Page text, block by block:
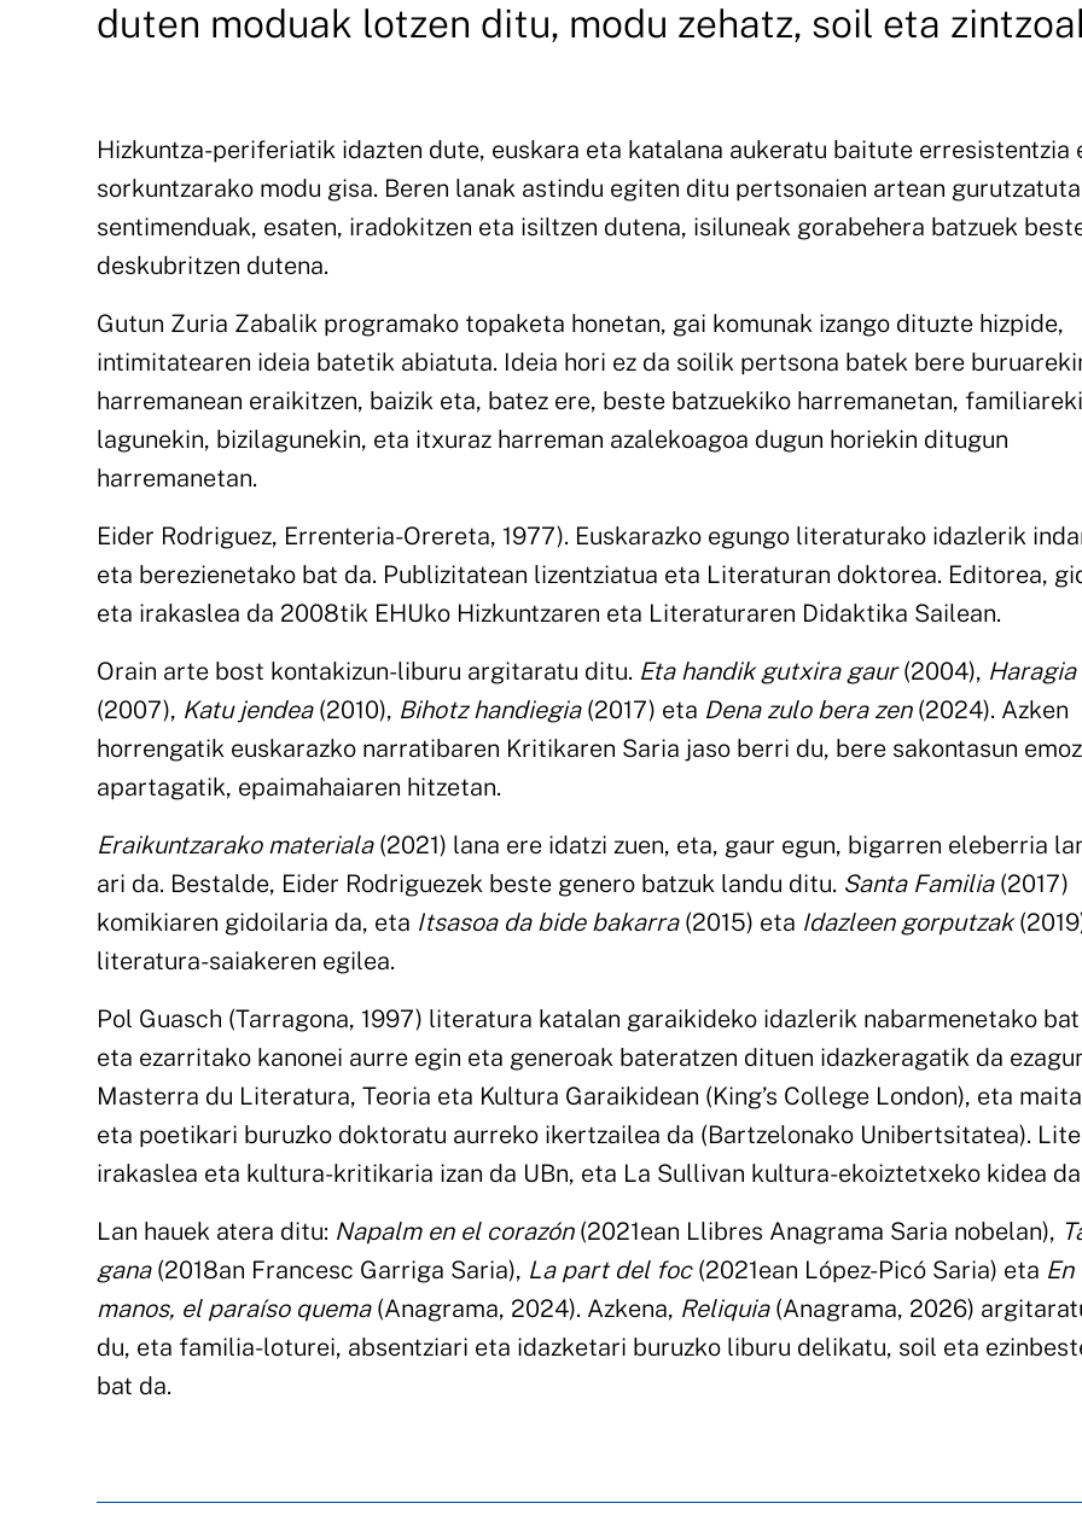
duten moduak lotzen ditu, modu zehatz, soil eta
Hizkuntza-periferiatik idazten dute, euskara eta katalana aukeratu baitute erresistentzia
sorkuntzarako modu gisa. Beren lanak astindu egiten ditu pertsonaien artean
sentimenduak, esaten, iradokitzen eta isiltzen dutena, isiluneak gorabehera batzuek
deskubritzen dutena.
Gutun Zuria Zabalik programako topaketa honetan, gai komunak izango dituzte hizpide,
intimitatearen ideia batetik abiatuta. Ideia hori ez da soilik pertsona batek bere
harremanean eraikitzen, baizik eta, batez ere, beste batzuekiko harremanetan,
lagunekin, bizilagunekin, eta itxuraz harreman azalekoagoa dugun horiekin ditugun
harremanetan.
Eider Rodriguez, Errenteria-Orereta, 1977). Euskarazko egungo literaturako idazlerik
eta berezienetako bat da. Publizitatean lizentziatua eta Literaturan doktorea. Editorea,
eta irakaslea da 2008tik EHUko Hizkuntzaren eta Literaturaren Didaktika Sailean.
Orain arte bost kontakizun-liburu argitaratu ditu. Eta handik gutxira gaur(2004), Haragia
(2007), Katu jendea(2010), Bihotz handiegia(2017) eta Dena zulo bera zen(2024). Azken
horrengatik euskarazko narratibaren Kritikaren Saria jaso berri du, bere sakontasun
apartagatik, epaimahaiaren hitzetan.
Eraikuntzarako materiala(2021) lana ere idatzi zuen, eta, gaur egun, bigarren eleberria
ari da. Bestalde, Eider Rodriguezek beste genero batzuk landu ditu. Santa Familia(2017)
komikiaren gidoilaria da, eta Itsasoa da bide bakarra(2015) eta Idazleen gorputzak
literatura-saiakeren egilea.
Pol Guasch (Tarragona, 1997) literatura katalan garaikideko idazlerik nabarmenetako
eta ezarritako kanonei aurre egin eta generoak bateratzen dituen idazkeragatik da
Masterra du Literatura, Teoria eta Kultura Garaikidean (King’s College London), eta
eta poetikari buruzko doktoratu aurreko ikertzailea da (Bartzelonako Unibertsitatea).
irakaslea eta kultura-kritikaria izan da UBn, eta La Sullivan kultura-ekoiztetxeko kidea
Lan hauek atera ditu: Napalm en el corazón(2021ean Llibres Anagrama Saria nobelan),
gana(2018an Francesc Garriga Saria), La part del foc(2021ean López-Picó Saria) eta En
manos, el paraíso quema(Anagrama, 2024). Azkena, Reliquia(Anagrama, 2026)
du, eta familia-loturei, absentziari eta idazketari buruzko liburu delikatu, soil eta
bat da.